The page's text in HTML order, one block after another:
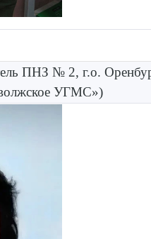
ПНЗ № 2, г.о.
УГМС»)